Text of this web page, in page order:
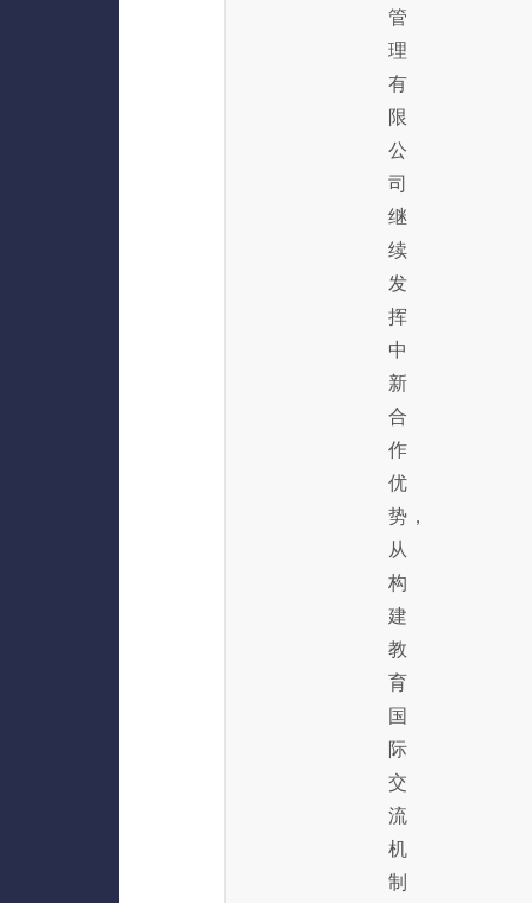
管
理
有
限
公
司
继
续
发
挥
中
新
合
作
优
势，
从
构
建
教
育
国
际
交
流
机
制